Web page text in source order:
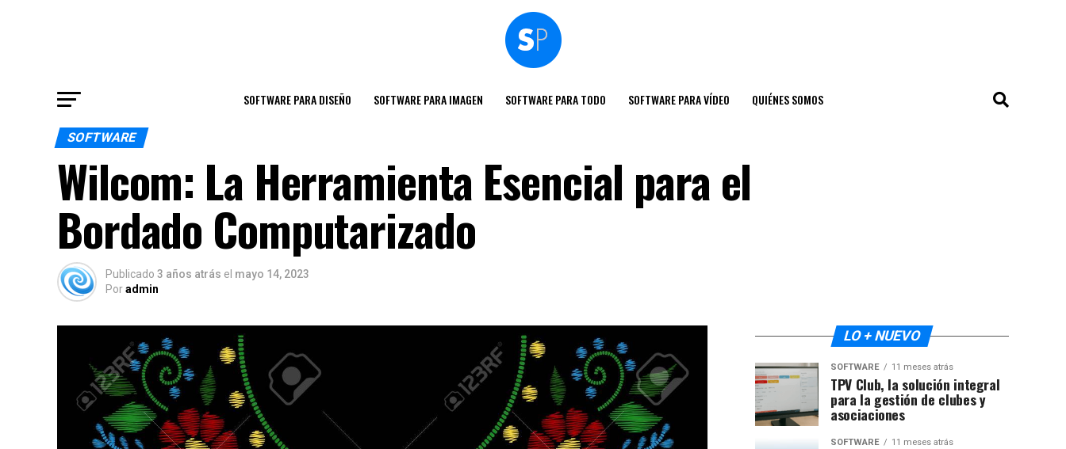
SOFTWARE PARA DISEÑO SOFTWARE PARA IMAGEN SOFTWARE PARA TODO SOFTWARE PARA VÍDEO QUIÉNES SOMOS
SOFTWARE
Wilcom: La Herramienta Esencial para el
Bordado Computarizado
Publicado 3 años atrás el mayo 14, 2023
Poradmin
LO + NUEVO
SOFTWARE 11 meses atrás
TPV Club, la solución integral
para la gestión de clubes y
asociaciones
SOFTWARE 11 meses atrás